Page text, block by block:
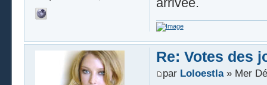
Re: Votes des
par Loloestla» Mer